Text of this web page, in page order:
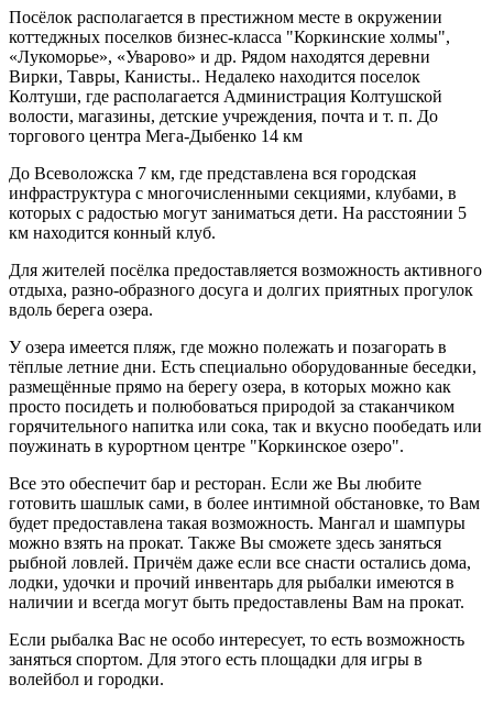
Посёлок располагается в престижном месте в окружении
коттеджных поселков бизнес-класса "Коркинские холмы",
«Лукоморье», «Уварово» и др. Рядом находятся деревни
Вирки, Тавры, Канисты.. Недалеко находится поселок
Колтуши, где располагается Администрация Колтушской
волости, магазины, детские учреждения, почта и т. п. До
торгового центра Мега-Дыбенко 14 км
До Всеволожска 7 км, где представлена вся городская
инфраструктура с многочисленными секциями, клубами, в
которых с радостью могут заниматься дети. На расстоянии 5
км находится конный клуб.
Для жителей посёлка предоставляется возможность активного
отдыха, разно-образного досуга и долгих приятных прогулок
вдоль берега озера.
У озера имеется пляж, где можно полежать и позагорать в
тёплые летние дни. Есть специально оборудованные беседки,
размещённые прямо на берегу озера, в которых можно как
просто посидеть и полюбоваться природой за стаканчиком
горячительного напитка или сока, так и вкусно пообедать или
поужинать в курортном центре "Коркинское озеро".
Все это обеспечит бар и ресторан. Если же Вы любите
готовить шашлык сами, в более интимной обстановке, то Вам
будет предоставлена такая возможность. Мангал и шампуры
можно взять на прокат. Также Вы сможете здесь заняться
рыбной ловлей. Причём даже если все снасти остались дома,
лодки, удочки и прочий инвентарь для рыбалки имеются в
наличии и всегда могут быть предоставлены Вам на прокат.
Если рыбалка Вас не особо интересует, то есть возможность
заняться спортом. Для этого есть площадки для игры в
волейбол и городки.